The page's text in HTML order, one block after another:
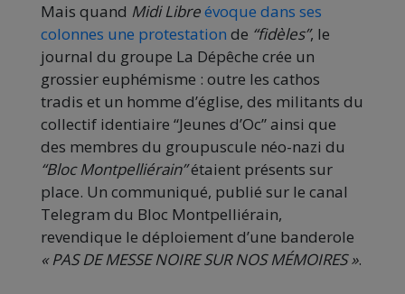
Mais quand Midi Libreévoque dans ses
colonnes une protestation de “fidèles”, le
journal du groupe La Dépêche crée un
grossier euphémisme : outre les cathos
tradis et un homme d’église, des militants du
collectif identiaire “Jeunes d’Oc” ainsi que
des membres du groupuscule néo-nazi du
“Bloc Montpelliérain”étaient présents sur
place. Un communiqué, publié sur le canal
Telegram du Bloc Montpelliérain,
revendique le déploiement d’une banderole
« PAS DE MESSE NOIRE SUR NOS MÉMOIRES ».